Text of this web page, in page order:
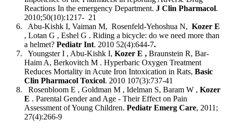
Reactions In the emergency Department. J Clin Pharmacol.
2010;50(10):1217- 21
Abu-Kishk I, Vaiman M, Rosenfeld-Yehoshua N, Kozer E
, Lotan G , Eshel G . Riding a bicycle: do we need more than
a helmet? Pediatr Int. 2010 52(4):644-7.
Youngster I , Abu-Kishk I, Kozer E , Braunstein R, Bar-
Haim A, Berkovitch M . Hyperbaric Oxygen Treatment
Reduces Mortality in Acute Iron Intoxication in Rats, Basic
Clin Pharmacol Toxicol. 2010 107(3):737-41
Rosenbloom E , Goldman M , Idelman S, Baram W , Kozer
E . Parental Gender and Age - Their Effect on Pain
Assessment of Young Children. Pediatr Emerg Care, 2011;
27(4):266-9